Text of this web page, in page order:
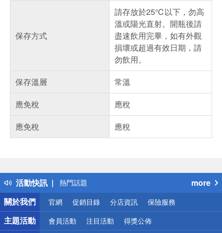
保存方式
請存放於25℃以下，勿高
溫或陽光直射。開瓶後請
盡速飲用完畢，如有外觀
損壞或超過有效日期，請
勿飲用。
保存溫層
常溫
應免稅
應稅
應免稅
應稅
活動快訊
得獎公告
熱門話題
銀行優惠
偏遠地區配送
詐騙網頁！請小心！
more
關於我們
官網 促銷目錄 分店資訊 保險服務
主題活動 會員活動 注目活動 得獎公佈